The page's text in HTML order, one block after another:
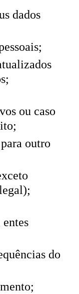
dados
ou caso
outro
do